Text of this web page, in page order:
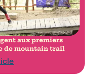
aux premiers
de mountain trail